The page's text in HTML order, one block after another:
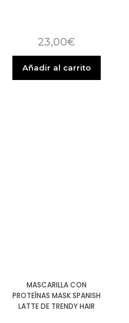
23,00€
Añadir al carrito
MASCARILLA CON
PROTEÍNAS MASK SPANISH
LATTE DE TRENDY HAIR